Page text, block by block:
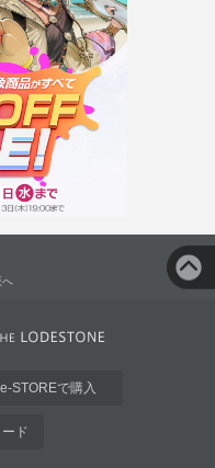
へ
e-STOREで購入
ド